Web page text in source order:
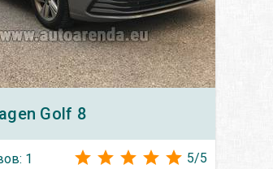
Golf 8
1 5/5